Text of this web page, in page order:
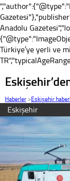
Anadolu
Türkiye’ye yerli ve
Haberler >Eskişehir
Eskişehir